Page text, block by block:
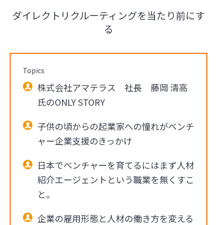
ダイレクトリクルーティングを当たり前にす
る
Topics
株式会社アマテラス 社長 藤岡 清高
氏のONLY STORY
子供の頃からの起業家への憧れがベンチ
ャー企業支援のきっかけ
日本でベンチャーを育てるにはまず人材
紹介エージェントという職業を無くすこ
と。
企業の雇用形態と人材の働き方を変える